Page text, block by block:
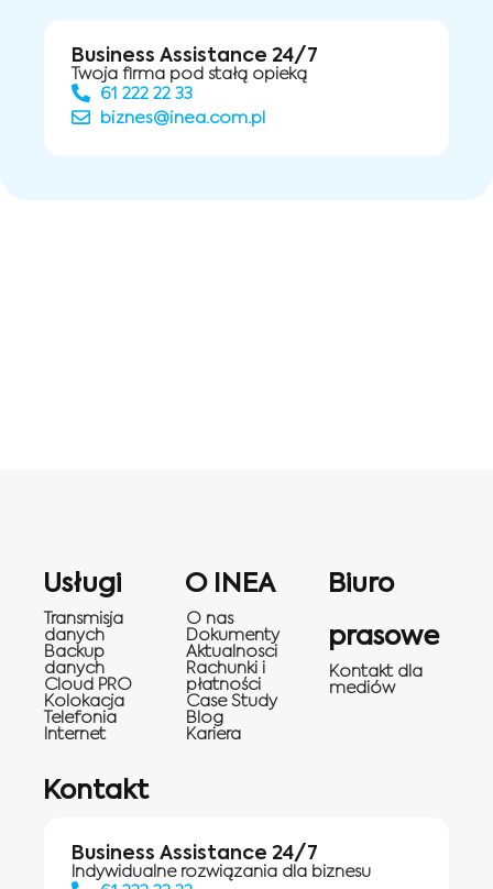
Business Assistance 24/7
Twoja firma pod stałą opieką
61 222 22 33
biznes@inea.com.pl
Usługi
Transmisja
danych
Backup
danych
Cloud PRO
Kolokacja
Telefonia
Internet
O INEA
O nas
Dokumenty
Aktualnosci
Rachunki i
płatności
Case Study
Blog
Kariera
Biuro
prasowe
Kontakt dla
mediów
Kontakt
Business Assistance 24/7
Indywidualne rozwiązania dla biznesu